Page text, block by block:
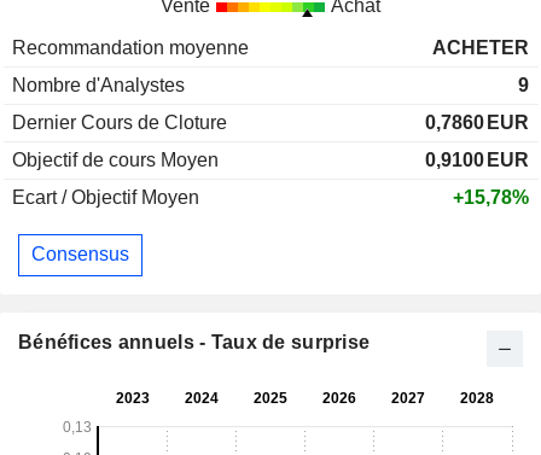
Vente Achat
Recommandation moyenne
ACHETER
Nombre d'Analystes
9
Dernier Cours de Cloture
0,7860 EUR
Objectif de cours Moyen
0,9100 EUR
Ecart / Objectif Moyen
+15,78%
Consensus
Bénéfices annuels - Taux de surprise